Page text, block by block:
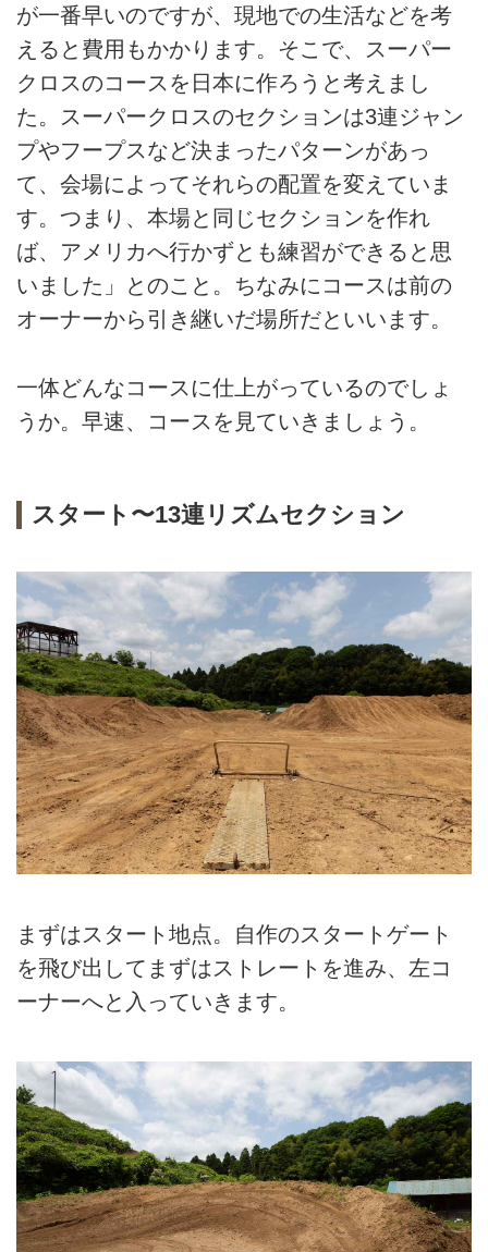
が一番早いのですが、現地での生活などを考
えると費用もかかります。そこで、スーパー
クロスのコースを日本に作ろうと考えまし
た。スーパークロスのセクションは3連ジャン
プやフープスなど決まったパターンがあっ
て、会場によってそれらの配置を変えていま
す。つまり、本場と同じセクションを作れ
ば、アメリカへ行かずとも練習ができると思
いました」とのこと。ちなみにコースは前の
オーナーから引き継いだ場所だといいます。
一体どんなコースに仕上がっているのでしょ
うか。早速、コースを見ていきましょう。
スタート〜13連リズムセクション
まずはスタート地点。自作のスタートゲート
を飛び出してまずはストレートを進み、左コ
ーナーへと入っていきます。